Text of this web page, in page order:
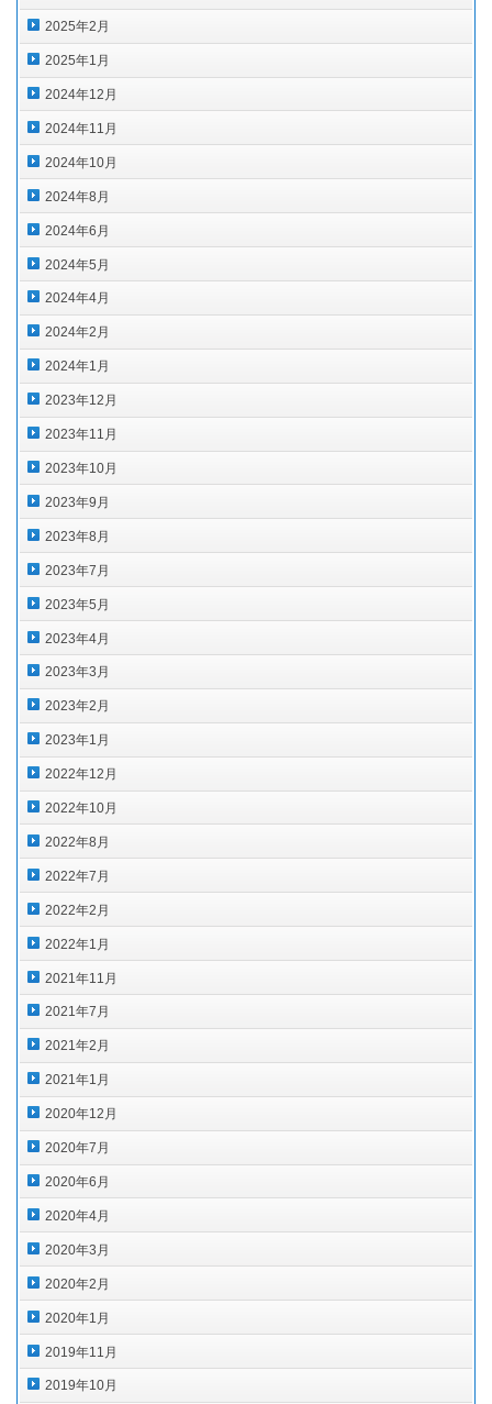
2025年2月
2025年1月
2024年12月
2024年11月
2024年10月
2024年8月
2024年6月
2024年5月
2024年4月
2024年2月
2024年1月
2023年12月
2023年11月
2023年10月
2023年9月
2023年8月
2023年7月
2023年5月
2023年4月
2023年3月
2023年2月
2023年1月
2022年12月
2022年10月
2022年8月
2022年7月
2022年2月
2022年1月
2021年11月
2021年7月
2021年2月
2021年1月
2020年12月
2020年7月
2020年6月
2020年4月
2020年3月
2020年2月
2020年1月
2019年11月
2019年10月